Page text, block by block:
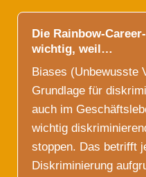
Die Rainbow-
wichtig, weil…
Biases (Unbewusste
Grundlage für
auch im
wichtig
stoppen. Das betrifft
Diskriminierung